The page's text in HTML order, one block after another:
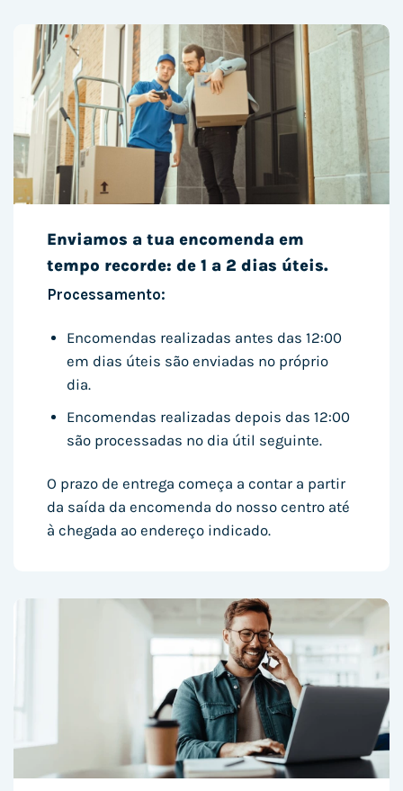
Enviamos a tua encomenda em
tempo recorde: de 1 a 2 dias úteis.
Processamento:
Encomendas realizadas antes das 12:00
em dias úteis são enviadas no próprio
dia.
Encomendas realizadas depois das 12:00
são processadas no dia útil seguinte.
O prazo de entrega começa a contar a partir
da saída da encomenda do nosso centro até
à chegada ao endereço indicado.